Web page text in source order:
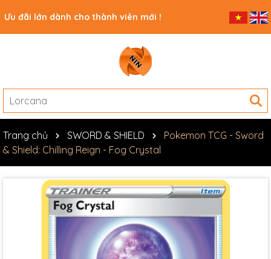
Ưu đãi lớn dành cho thành viên mới !
Trang chủ SWORD & SHIELD
Pokemon TCG - Sword
& Shield: Chilling Reign - Fog Crystal